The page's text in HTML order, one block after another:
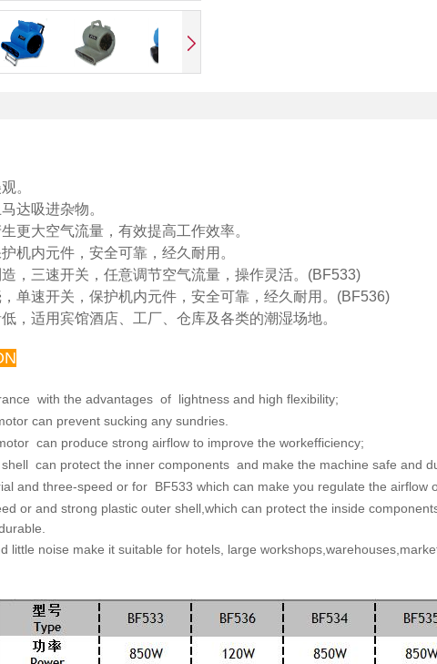
。
达吸进杂物。
更大空气流量，有效提高工作效率。
机内元件，安全可靠，经久耐用。
，三速开关，任意调节空气流量，操作灵活。(BF533)
单速开关，保护机内元件，安全可靠， 经久耐用。(BF536)
，适用宾馆酒店、工厂、仓库及各类的潮湿场地。
with the advantages of lightness and high flexibility;
can prevent sucking any sundries.
can produce strong airflow to improve the workefficiency;
can protect the inner components and make the machine safe and
and three-speed or for BF533 which can make you regulate the airflow
or and strong plastic outer shell,which can protect the inside
little noise make it suitable for hotels, large